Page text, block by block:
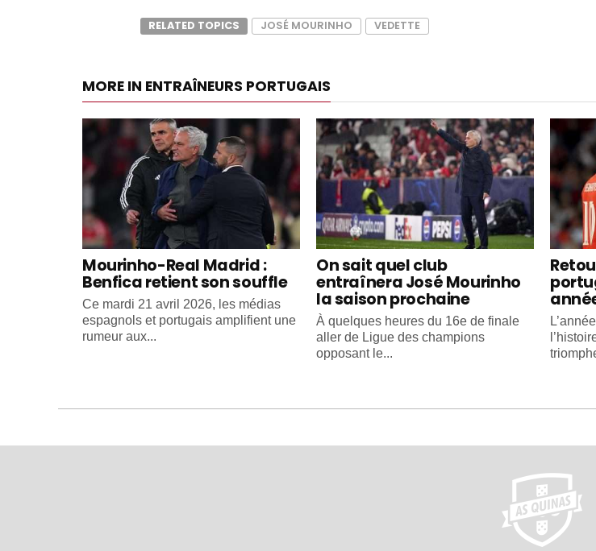
RELATED TOPICS JOSÉ MOURINHO VEDETTE
MORE IN ENTRAÎNEURS PORTUGAIS
Mourinho-Real Madrid :
Benfica retient son souffle
Ce mardi 21 avril 2026, les médias
espagnols et portugais amplifient une
rumeur aux...
On sait quel club
entraînera José Mourinho
la saison prochaine
À quelques heures du 16e de finale
aller de Ligue des champions
opposant le...